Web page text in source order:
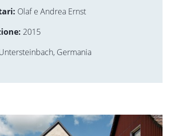
Olaf e Andrea Ernst
2015
Germania